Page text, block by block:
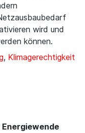
wird und
können.
, Klimagerechtigkeit